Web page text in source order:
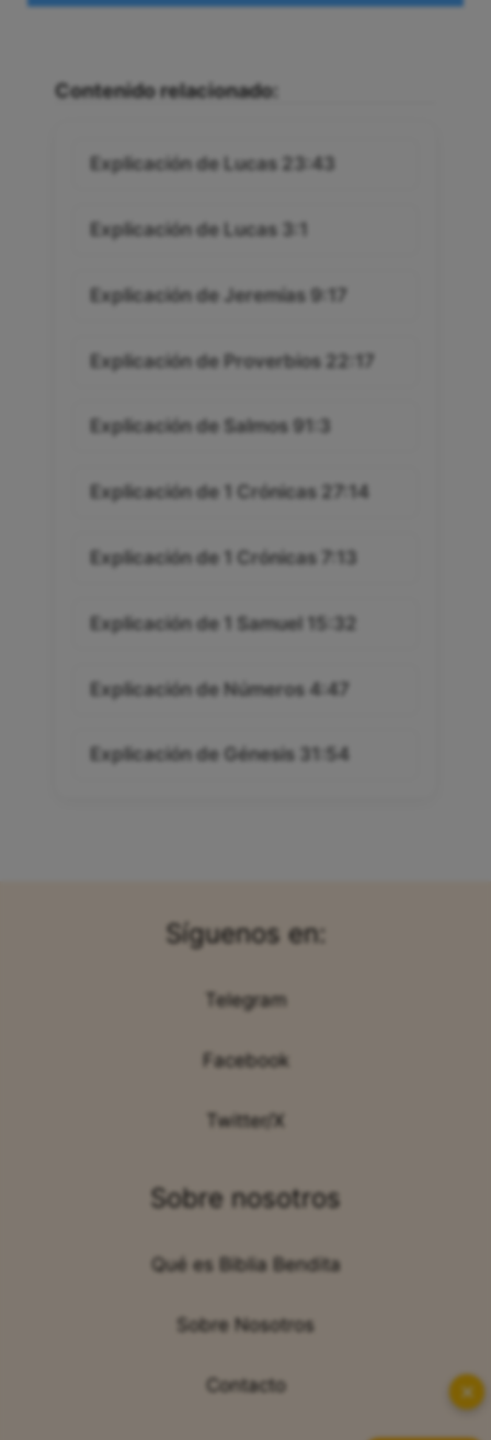
Contenido relacionado:
Explicación de Lucas 23:43
Explicación de Lucas 3:1
Explicación de Jeremías 9:17
Explicación de Proverbios 22:17
Explicación de Salmos 91:3
Explicación de 1 Crónicas 27:14
Explicación de 1 Crónicas 7:13
Explicación de 1 Samuel 15:32
Explicación de Números 4:47
Explicación de Génesis 31:54
Síguenos en:
Telegram
Facebook
Twitter/X
Sobre nosotros
Qué es Biblia Bendita
Sobre Nosotros
Contacto ✕